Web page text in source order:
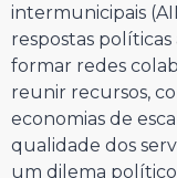
intermunicipais
respostas
formar redes
reunir recursos,
economias de
qualidade dos
um dilema político